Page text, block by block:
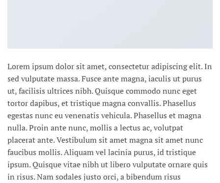
Lorem ipsum dolor sit amet, consectetur adipiscing elit. In
sed vulputate massa. Fusce ante magna, iaculis ut purus
ut, facilisis ultrices nibh. Quisque commodo nunc eget
tortor dapibus, et tristique magna convallis. Phasellus
egestas nunc eu venenatis vehicula. Phasellus et magna
nulla. Proin ante nunc, mollis a lectus ac, volutpat
placerat ante. Vestibulum sit amet magna sit amet nunc
faucibus mollis. Aliquam vel lacinia purus, id tristique
ipsum. Quisque vitae nibh ut libero vulputate ornare quis
in risus. Nam sodales justo orci, a bibendum risus